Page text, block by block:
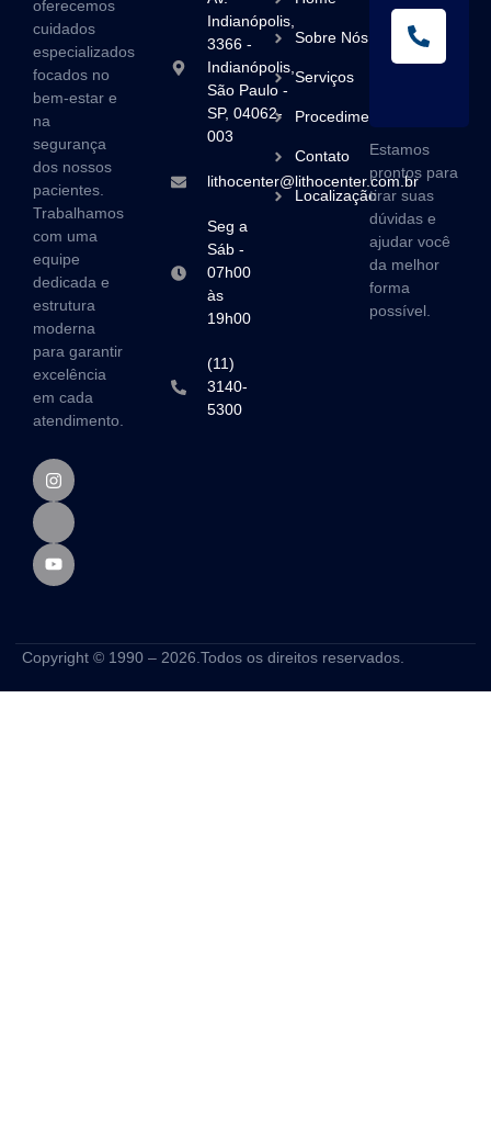
oferecemos
cuidados
especializados
focados no
bem-estar e
na
segurança
dos nossos
pacientes.
Trabalhamos
com uma
equipe
dedicada e
estrutura
moderna
para garantir
excelência
em cada
atendimento.
Indianópolis,
3366 -
Indianópolis,
São Paulo -
SP, 04062-
003
lithocenter@lithocenter.com.br
Seg a
Sáb -
07h00
às
19h00
(11)
3140-
5300
Sobre Nós
Serviços
Procedimentos
Contato
Localização
Estamos
prontos para
tirar suas
dúvidas e
ajudar você
da melhor
forma
possível.
Copyright © 1990 – 2026.Todos os direitos reservados.